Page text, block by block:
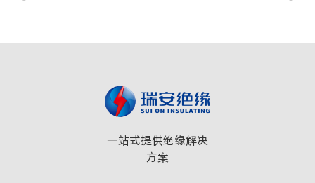
一站式提供绝缘解决
方案